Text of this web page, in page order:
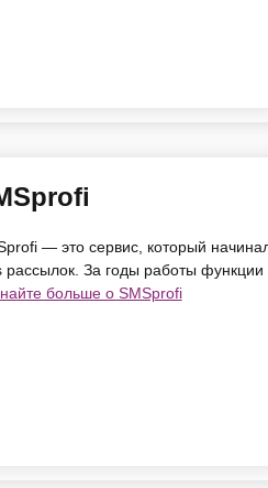
— это сервис, который
рассылок. За годы работы функции
больше о SMSprofi